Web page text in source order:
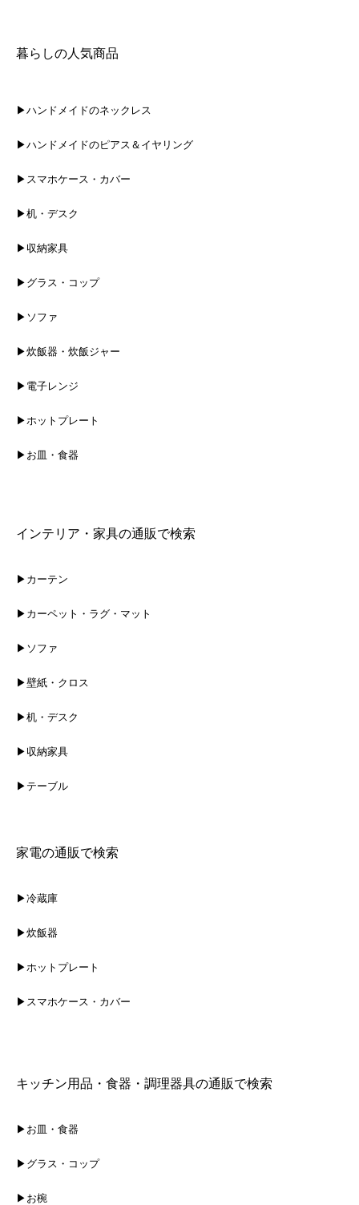
暮らしの人気商品
▶ハンドメイドのネックレス
▶ハンドメイドのピアス＆イヤリング
▶スマホケース・カバー
▶机・デスク
▶収納家具
▶グラス・コップ
▶ソファ
▶炊飯器・炊飯ジャー
▶電子レンジ
▶ホットプレート
▶お皿・食器
インテリア・家具の通販で検索
▶カーテン
▶カーペット・ラグ・マット
▶ソファ
▶壁紙・クロス
▶机・デスク
▶収納家具
▶テーブル
家電の通販で検索
▶冷蔵庫
▶炊飯器
▶ホットプレート
▶スマホケース・カバー
キッチン用品・食器・調理器具の通販で検索
▶お皿・食器
▶グラス・コップ
▶お椀